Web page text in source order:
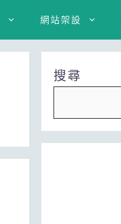
網站架設
搜尋